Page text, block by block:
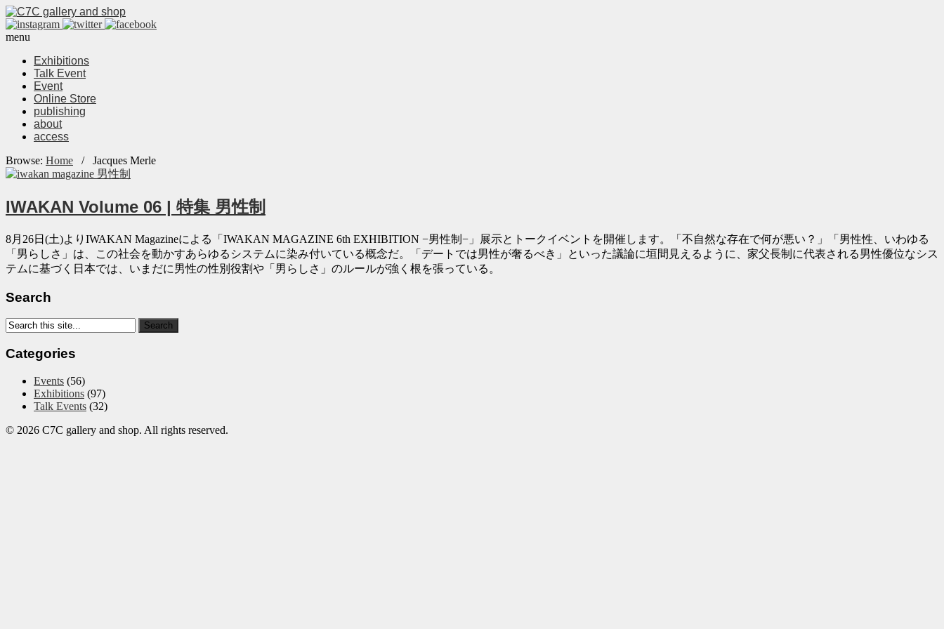
menu
Exhibitions
Talk Event
Event
Online Store
publishing
about
access
Browse: Home / Jacques Merle
IWAKAN Volume 06 | 特集 男性制
8月26日(土)よりIWAKAN Magazineによる「IWAKAN MAGAZINE 6th EXHIBITION −男性制−」展示とトークイベントを開催します。「不自然な存在で何が悪い？」「男性性、いわゆる
「男らしさ」は、この社会を動かすあらゆるシステムに染み付いている概念だ。「デートでは男性が奢るべき」といった議論に垣間見えるように、家父長制に代表される男性優位なシス
テムに基づく日本では、いまだに男性の性別役割や「男らしさ」のルールが強く根を張っている。
Search
Categories
Events (56)
Exhibitions (97)
Talk Events (32)
© 2026 C7C gallery and shop. All rights reserved.